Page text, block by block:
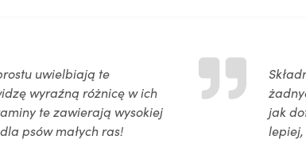
uwielbiają te
wyraźną różnicę w ich
te zawierają wysokiej
psów małych ras!
jak
lepiej,